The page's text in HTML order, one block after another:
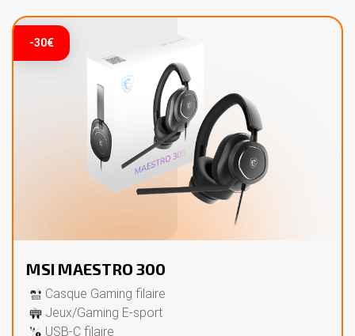
MSI MAESTRO 300
Casque Gaming filaire
Jeux/Gaming E-sport
USB-C filaire
-30€